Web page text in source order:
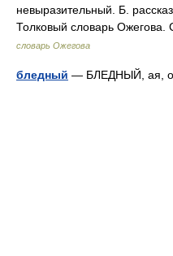
невыразительный. Б.
Толковый словарь
словарь Ожегова
бледный — БЛЕДНЫЙ, ая,